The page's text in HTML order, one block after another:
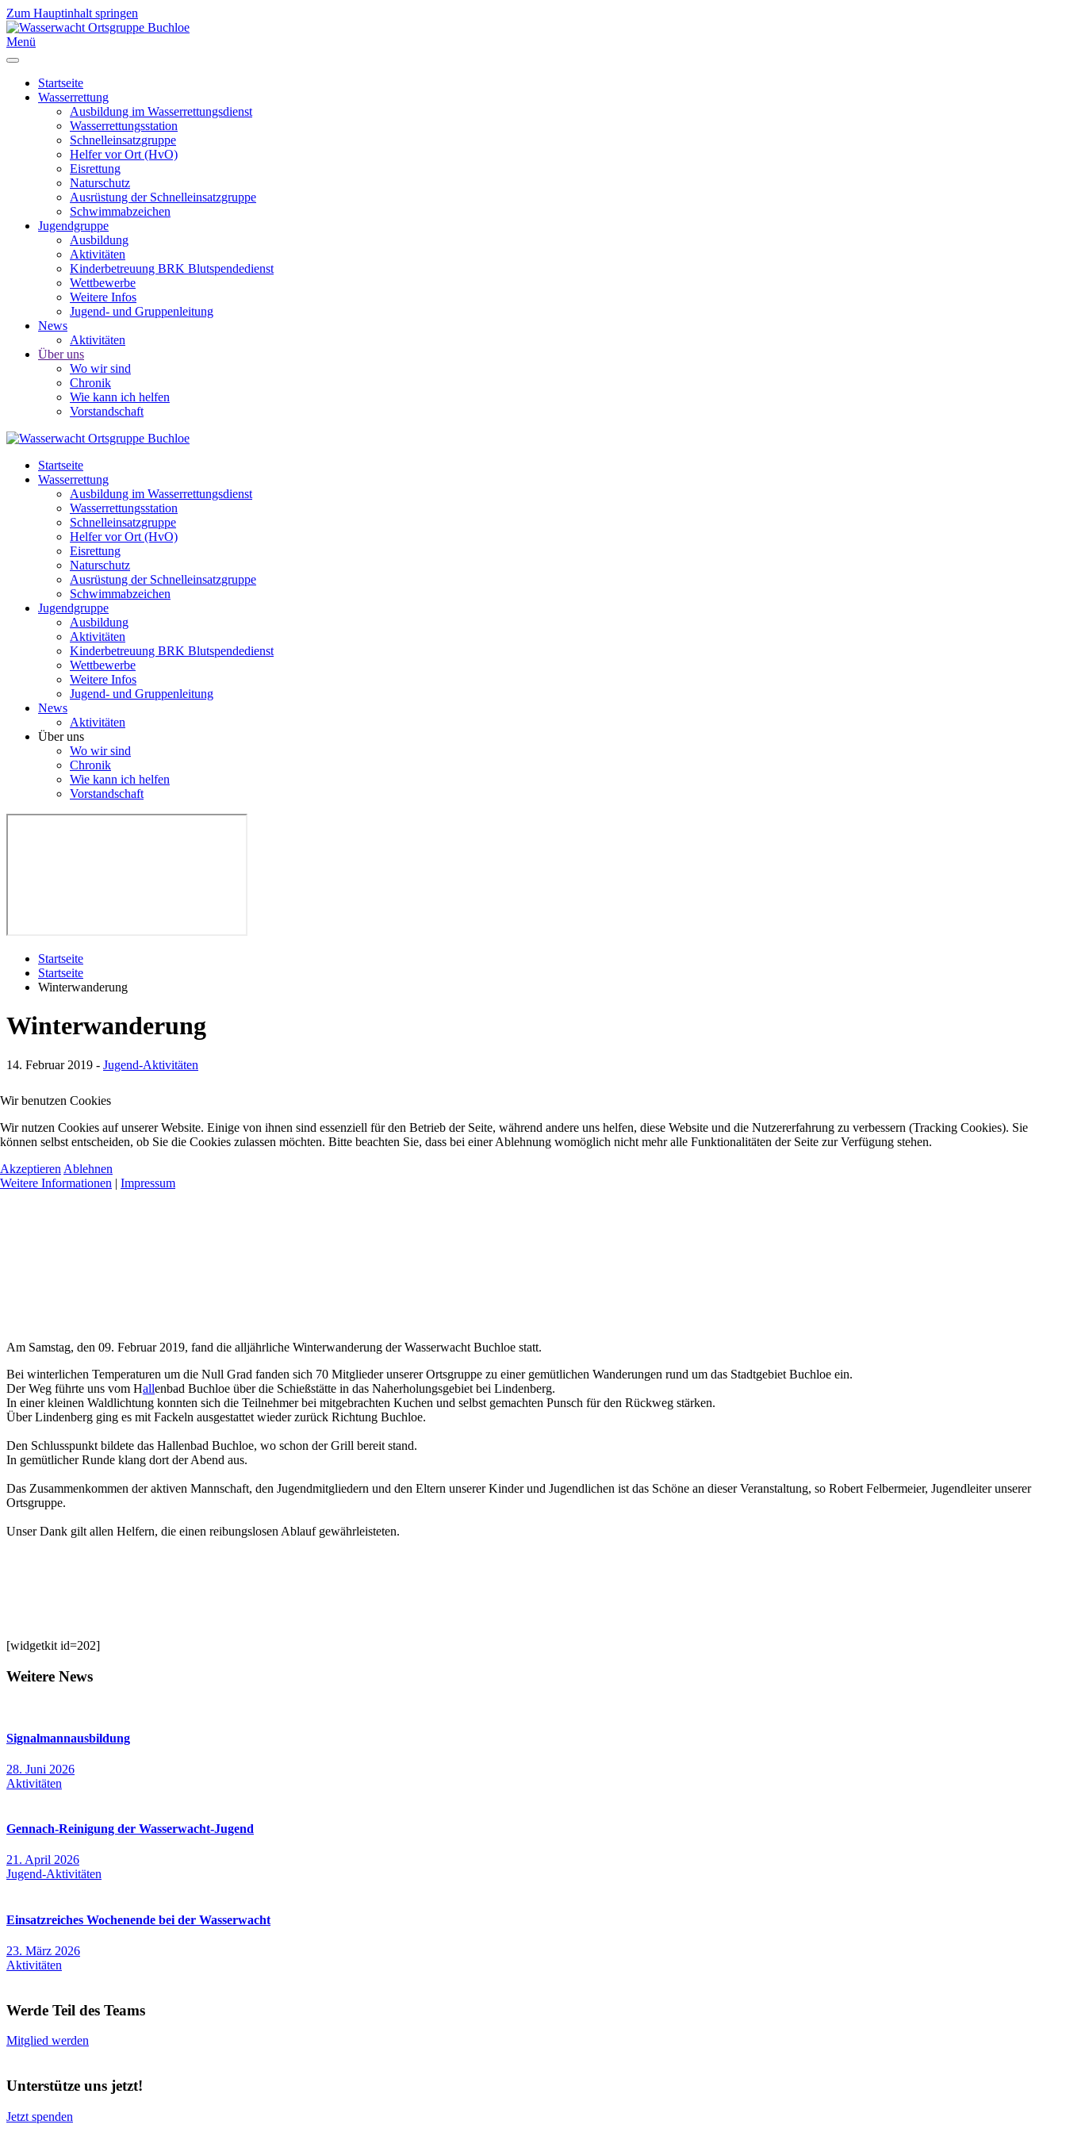
Zum Hauptinhalt springen
Menü
Startseite
Wasserrettung
Ausbildung im Wasserrettungsdienst
Wasserrettungsstation
Schnelleinsatzgruppe
Helfer vor Ort (HvO)
Eisrettung
Naturschutz
Ausrüstung der Schnelleinsatzgruppe
Schwimmabzeichen
Jugendgruppe
Ausbildung
Aktivitäten
Kinderbetreuung BRK Blutspendedienst
Wettbewerbe
Weitere Infos
Jugend- und Gruppenleitung
News
Aktivitäten
Über uns
Wo wir sind
Chronik
Wie kann ich helfen
Vorstandschaft
Startseite
Wasserrettung
Ausbildung im Wasserrettungsdienst
Wasserrettungsstation
Schnelleinsatzgruppe
Helfer vor Ort (HvO)
Eisrettung
Naturschutz
Ausrüstung der Schnelleinsatzgruppe
Schwimmabzeichen
Jugendgruppe
Ausbildung
Aktivitäten
Kinderbetreuung BRK Blutspendedienst
Wettbewerbe
Weitere Infos
Jugend- und Gruppenleitung
News
Aktivitäten
Über uns
Wo wir sind
Chronik
Wie kann ich helfen
Vorstandschaft
Startseite
Startseite
Winterwanderung
Winterwanderung
14. Februar 2019 - Jugend-Aktivitäten
Am Samstag, den 09. Februar 2019, fand die alljährliche Winterwanderung der Wasserwacht Buchloe statt.
Bei winterlichen Temperaturen um die Null Grad fanden sich 70 Mitglieder unserer Ortsgruppe zu einer gemütlichen Wanderungen rund um das Stadtgebiet Buchloe ein.
Der Weg führte uns vom Hallenbad Buchloe über die Schießstätte in das Naherholungsgebiet bei Lindenberg.
In einer kleinen Waldlichtung konnten sich die Teilnehmer bei mitgebrachten Kuchen und selbst gemachten Punsch für den Rückweg stärken.
Über Lindenberg ging es mit Fackeln ausgestattet wieder zurück Richtung Buchloe.
Den Schlusspunkt bildete das Hallenbad Buchloe, wo schon der Grill bereit stand.
In gemütlicher Runde klang dort der Abend aus.
Das Zusammenkommen der aktiven Mannschaft, den Jugendmitgliedern und den Eltern unserer Kinder und Jugendlichen ist das Schöne an dieser Veranstaltung, so Robert Felbermeier, Jugendleiter unserer
Ortsgruppe.
Unser Dank gilt allen Helfern, die einen reibungslosen Ablauf gewährleisteten.
[widgetkit id=202]
Weitere News
Signalmannausbildung
28. Juni 2026
Aktivitäten
Gennach-Reinigung der Wasserwacht-Jugend
21. April 2026
Jugend-Aktivitäten
Einsatzreiches Wochenende bei der Wasserwacht
23. März 2026
Aktivitäten
Werde Teil des Teams
Mitglied werden
Unterstütze uns jetzt!
Jetzt spenden
Wir benutzen Cookies
Wir nutzen Cookies auf unserer Website. Einige von ihnen sind essenziell für den Betrieb der Seite, während andere uns helfen, diese Website und die Nutzererfahrung zu verbessern (Tracking Cookies). Sie
können selbst entscheiden, ob Sie die Cookies zulassen möchten. Bitte beachten Sie, dass bei einer Ablehnung womöglich nicht mehr alle Funktionalitäten der Seite zur Verfügung stehen.
Akzeptieren Ablehnen
Weitere Informationen | Impressum